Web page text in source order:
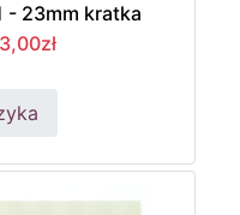
- 23mm kratka